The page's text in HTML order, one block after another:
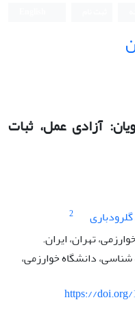
آزادی عمل، ثبات
2
تهران، ایران.
دانشگاه خوارزمی،
https://doi.org/